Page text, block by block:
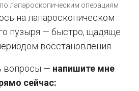
лапароскопическим операциям
на лапароскопическом
пузыря — быстро, щадяще
восстановления.
вопросы — напишите мне
сейчас: